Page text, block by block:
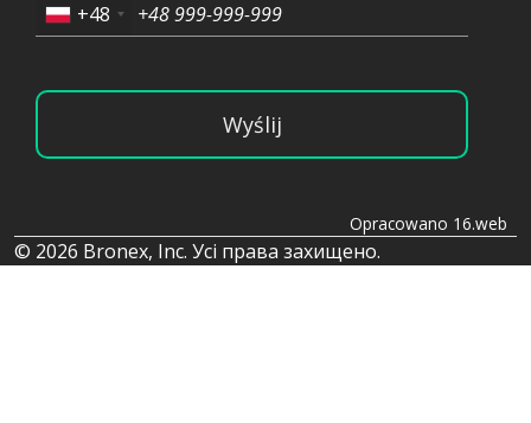
+48
Wyślij
Opracowano 16.web
© 2026 Bronex, Inc. Усі права захищено.